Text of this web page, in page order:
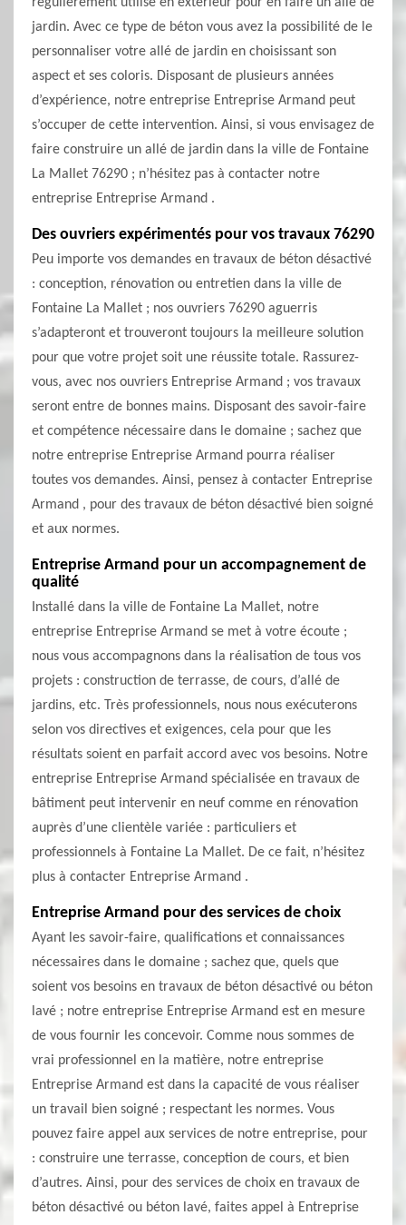
jardin. Avec ce type de béton vous avez la possibilité de le
personnaliser votre allé de jardin en choisissant son
aspect et ses coloris. Disposant de plusieurs années
d’expérience, notre entreprise Entreprise Armand peut
s’occuper de cette intervention. Ainsi, si vous envisagez de
faire construire un allé de jardin dans la ville de Fontaine
La Mallet 76290 ; n’hésitez pas à contacter notre
entreprise Entreprise Armand .
Des ouvriers expérimentés pour vos travaux 76290
Peu importe vos demandes en travaux de béton désactivé
: conception, rénovation ou entretien dans la ville de
Fontaine La Mallet ; nos ouvriers 76290 aguerris
s’adapteront et trouveront toujours la meilleure solution
pour que votre projet soit une réussite totale. Rassurez-
vous, avec nos ouvriers Entreprise Armand ; vos travaux
seront entre de bonnes mains. Disposant des savoir-faire
et compétence nécessaire dans le domaine ; sachez que
notre entreprise Entreprise Armand pourra réaliser
toutes vos demandes. Ainsi, pensez à contacter Entreprise
Armand , pour des travaux de béton désactivé bien soigné
et aux normes.
Entreprise Armand pour un accompagnement de
qualité
Installé dans la ville de Fontaine La Mallet, notre
entreprise Entreprise Armand se met à votre écoute ;
nous vous accompagnons dans la réalisation de tous vos
projets : construction de terrasse, de cours, d’allé de
jardins, etc. Très professionnels, nous nous exécuterons
selon vos directives et exigences, cela pour que les
résultats soient en parfait accord avec vos besoins. Notre
entreprise Entreprise Armand spécialisée en travaux de
bâtiment peut intervenir en neuf comme en rénovation
auprès d’une clientèle variée : particuliers et
professionnels à Fontaine La Mallet. De ce fait, n’hésitez
plus à contacter Entreprise Armand .
Entreprise Armand pour des services de choix
Ayant les savoir-faire, qualifications et connaissances
nécessaires dans le domaine ; sachez que, quels que
soient vos besoins en travaux de béton désactivé ou béton
lavé ; notre entreprise Entreprise Armand est en mesure
de vous fournir les concevoir. Comme nous sommes de
vrai professionnel en la matière, notre entreprise
Entreprise Armand est dans la capacité de vous réaliser
un travail bien soigné ; respectant les normes. Vous
pouvez faire appel aux services de notre entreprise, pour
: construire une terrasse, conception de cours, et bien
d’autres. Ainsi, pour des services de choix en travaux de
béton désactivé ou béton lavé, faites appel à Entreprise